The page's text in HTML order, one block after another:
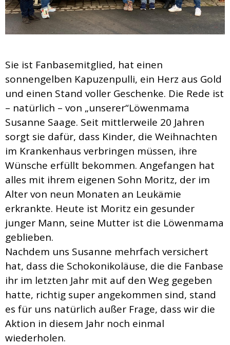
Sie ist Fanbasemitglied, hat einen
sonnengelben Kapuzenpulli, ein Herz aus Gold
und einen Stand voller Geschenke. Die Rede ist
– natürlich – von „unserer“Löwenmama
Susanne Saage. Seit mittlerweile 20 Jahren
sorgt sie dafür, dass Kinder, die Weihnachten
im Krankenhaus verbringen müssen, ihre
Wünsche erfüllt bekommen. Angefangen hat
alles mit ihrem eigenen Sohn Moritz, der im
Alter von neun Monaten an Leukämie
erkrankte. Heute ist Moritz ein gesunder
junger Mann, seine Mutter ist die Löwenmama
geblieben.
Nachdem uns Susanne mehrfach versichert
hat, dass die Schokonikoläuse, die die Fanbase
ihr im letzten Jahr mit auf den Weg gegeben
hatte, richtig super angekommen sind, stand
es für uns natürlich außer Frage, dass wir die
Aktion in diesem Jahr noch einmal
wiederholen.